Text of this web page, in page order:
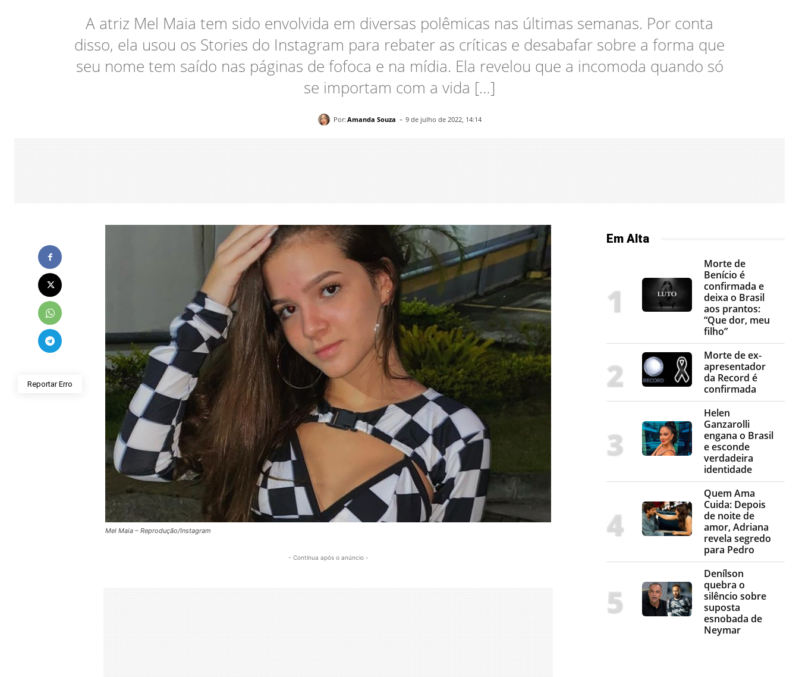
A atriz Mel Maia tem sido envolvida em diversas polêmicas nas últimas semanas. Por conta
disso, ela usou os Stories do Instagram para rebater as críticas e desabafar sobre a forma que
seu nome tem saído nas páginas de fofoca e na mídia. Ela revelou que a incomoda quando só
se importam com a vida […]
Por: Amanda Souza - 9 de julho de 2022, 14:14
Reportar Erro
Mel Maia – Reprodução/Instagram
- Continua após o anúncio -
Em Alta
Morte de
Benício é
confirmada e
deixa o Brasil
aos prantos:
“Que dor, meu
filho”
Morte de ex-
apresentador
da Record é
confirmada
Helen
Ganzarolli
engana o Brasil
e esconde
verdadeira
identidade
Quem Ama
Cuida: Depois
de noite de
amor, Adriana
revela segredo
para Pedro
Denílson
quebra o
silêncio sobre
suposta
esnobada de
Neymar